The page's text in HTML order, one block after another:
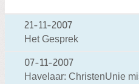
Zoeken:
21-11-2007
Het Gesprek
07-11-2007
Havelaar: ChristenUnie